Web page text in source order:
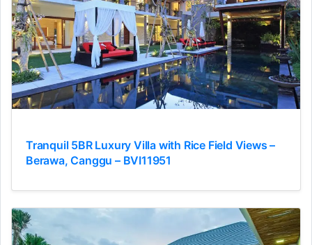
Tranquil 5BR Luxury Villa with Rice Field Views –
Berawa, Canggu – BVI11951